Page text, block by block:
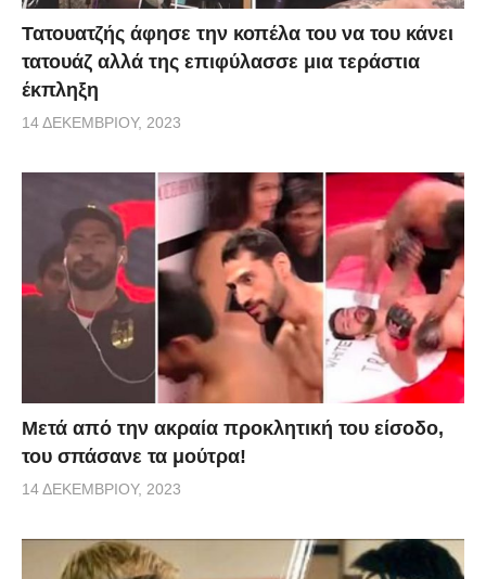
Τατουατζής άφησε την κοπέλα του να του κάνει
τατουάζ αλλά της επιφύλασσε μια τεράστια
έκπληξη
14 ΔΕΚΕΜΒΡΊΟΥ, 2023
Μετά από την ακραία προκλητική του είσοδο,
του σπάσανε τα μούτρα!
14 ΔΕΚΕΜΒΡΊΟΥ, 2023